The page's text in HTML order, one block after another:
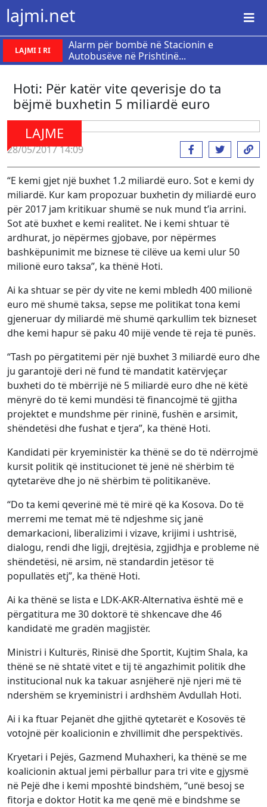
lajmi.net
LAJMI I RI
Alarm për bombë në Stacionin e
Autobusëve në Prishtinë...
Hoti: Për katër vite qeverisje do ta
bëjmë buxhetin 5 miliardë euro
LAJME
28/05/2017 14:09
“E kemi gjet një buxhet 1.2 miliardë euro. Sot e kemi dy
miliardë. Kur kam propozuar buxhetin dy miliardë euro
për 2017 jam kritikuar shumë se nuk mund t’ia arrini.
Sot atë buxhet e kemi realitet. Ne i kemi shtuar të
ardhurat, jo nëpërmes gjobave, por nëpërmes
bashkëpunimit me biznese të cilëve ua kemi ulur 50
milionë euro taksa”, ka thënë Hoti.
Ai ka shtuar se për dy vite ne kemi mbledh 400 milionë
euro më shumë taksa, sepse me politikat tona kemi
gjeneruar dy miliardë më shumë qarkullim tek bizneset
dhe kemi hapur së paku 40 mijë vende të reja të punës.
“Tash po përgatitemi për një buxhet 3 miliardë euro dhe
ju garantojë deri në fund të mandatit katërvjeçar
buxheti do të mbërrijë në 5 miliardë euro dhe në këtë
mënyrë do të kemi mundësi të financojmë të gjitha
projektet e mundshme për rininë, fushën e arsimit,
shëndetësi dhe fushat e tjera”, ka thënë Hoti.
Kandidati për kryeministër ka thënë se do të ndërrojmë
kursit politik që institucionet të jenë në shërbim të
qytetarëve dhe jo në shërbim të politikanëve.
“Do ta kemi qeverinë më të mirë që ka Kosova. Do të
merremi me temat më të ndjeshme siç janë
demarkacioni, liberalizimi i vizave, krijimi i ushtrisë,
dialogu, rendi dhe ligji, drejtësia, zgjidhja e probleme në
shëndetësi, në arsim, në standardin jetësor të
popullatës etj”, ka thënë Hoti.
Ai ka thënë se lista e LDK-AKR-Alternativa është më e
përgatitura me 30 doktorë të shkencave dhe 46
kandidatë me gradën magjistër.
Ministri i Kulturës, Rinisë dhe Sportit, Kujtim Shala, ka
thënë se në shtatë vitet e tij të angazhimit politik dhe
institucional nuk ka takuar asnjëherë një njeri më të
ndershëm se kryeministri i ardhshëm Avdullah Hoti.
Ai i ka ftuar Pejanët dhe gjithë qytetarët e Kosovës të
votojnë për koalicionin e zhvillimit dhe perspektivës.
Kryetari i Pejës, Gazmend Muhaxheri, ka thënë se me
koalicionin aktual jemi përballur para tri vite e gjysmë
në Pejë dhe i kemi mposhtë bindshëm, “unë besoj se
fitorja e doktor Hotit ka me qenë më e bindshme se